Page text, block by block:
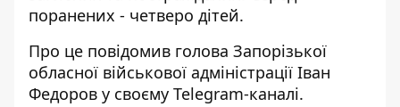
поранених - четверо дітей.
Про це повідомив голова Запорізької
обласної військової адміністрації Іван
Федоров у своєму Telegram-каналі.